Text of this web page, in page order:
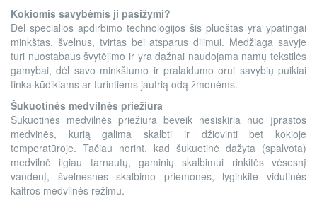
Kokiomis savybėmis ji pasižymi?
Dėl specialios apdirbimo technologijos šis pluoštas yra ypatingai
minkštas, švelnus, tvirtas bei atsparus dilimui. Medžiaga savyje
turi nuostabaus švytėjimo ir yra dažnai naudojama namų tekstilės
gamybai, dėl savo minkštumo ir pralaidumo orui savybių puikiai
tinka kūdikiams ar turintiems jautrią odą žmonėms.
Šukuotinės medvilnės priežiūra
Šukuotinės medvilnės priežiūra beveik nesiskiria nuo įprastos
medvinės, kurią galima skalbti ir džiovinti bet kokioje
temperatūroje. Tačiau norint, kad šukuotinė dažyta (spalvota)
medvilnė ilgiau tarnautų, gaminių skalbimui rinkitės vėsesnį
vandenį, švelnesnes skalbimo priemones, lyginkite vidutinės
kaitros medvilnės režimu.